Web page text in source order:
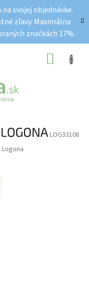
svojej objednávke.
zľavy. Maximálna
značkách 17%.
LOG33108
Logona